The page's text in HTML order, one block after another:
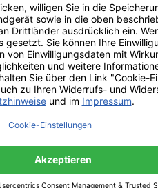
Alessi
Wandspiegel
590,00 €*